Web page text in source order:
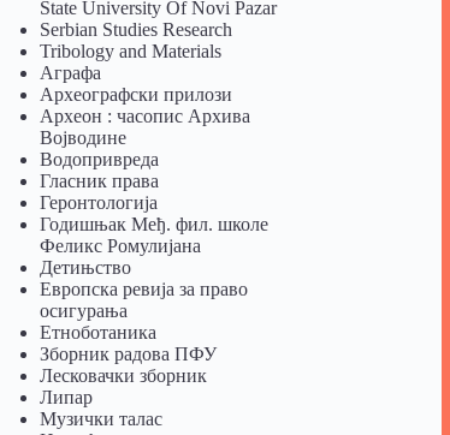
State University Of Novi Pazar
Serbian Studies Research
Tribology and Materials
Аграфа
Археографски прилози
Археон : часопис Архива
Војводине
Водопривреда
Гласник права
Геронтологија
Годишњак Међ. фил. школе
Феликс Ромулијана
Детињство
Европска ревија за право
осигурања
Eтноботаника
Зборник радова ПФУ
Лесковачки зборник
Липар
Музички талас